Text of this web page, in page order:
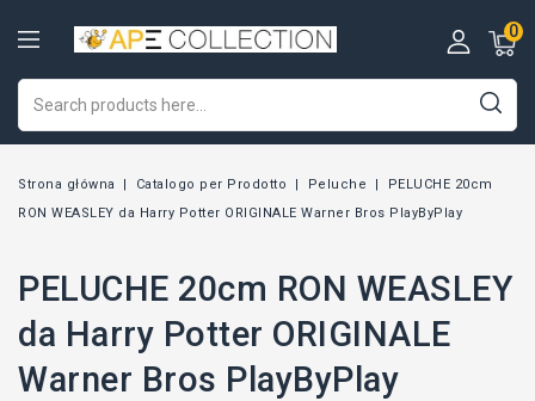
0
Strona główna Catalogo per Prodotto Peluche
PELUCHE 20cm
RON WEASLEY da Harry Potter ORIGINALE Warner Bros PlayByPlay
PELUCHE 20cm RON WEASLEY
da Harry Potter ORIGINALE
Warner Bros PlayByPlay